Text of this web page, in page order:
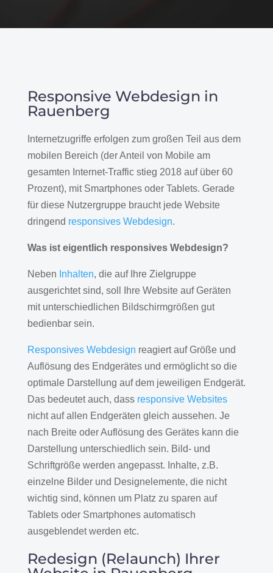
Responsive Webdesign in
Rauenberg
Internetzugriffe erfolgen zum großen Teil aus dem
mobilen Bereich (der Anteil von Mobile am
gesamten Internet-Traffic stieg 2018 auf über 60
Prozent), mit Smartphones oder Tablets. Gerade
für diese Nutzergruppe braucht jede Website
dringend responsives Webdesign.
Was ist eigentlich responsives Webdesign?
Neben Inhalten, die auf Ihre Zielgruppe
ausgerichtet sind, soll Ihre Website auf Geräten
mit unterschiedlichen Bildschirmgrößen gut
bedienbar sein.
Responsives Webdesign reagiert auf Größe und
Auflösung des Endgerätes und ermöglicht so die
optimale Darstellung auf dem jeweiligen Endgerät.
Das bedeutet auch, dass responsive Websites
nicht auf allen Endgeräten gleich aussehen. Je
nach Breite oder Auflösung des Gerätes kann die
Darstellung unterschiedlich sein. Bild- und
Schriftgröße werden angepasst. Inhalte, z.B.
einzelne Bilder und Designelemente, die nicht
wichtig sind, können um Platz zu sparen auf
Tablets oder Smartphones automatisch
ausgeblendet werden etc.
Redesign (Relaunch) Ihrer